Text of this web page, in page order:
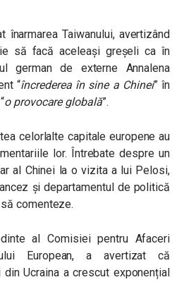
înarmarea Taiwanului, avertizând
să facă aceleași greșeli ca în
german de externe Annalena
“încrederea în sine a Chinei” în
o provocare globală”.
celorlalte capitale europene au
lor. Întrebate despre un
al Chinei la o vizita a lui Pelosi,
și departamentul de politică
comenteze.
al Comisiei pentru Afaceri
European, a avertizat că
Ucraina a crescut exponențial